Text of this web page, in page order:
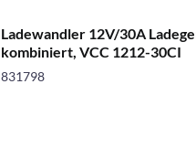
Ladewandler 12V/30A
kombiniert, VCC 1212-30CI
831798